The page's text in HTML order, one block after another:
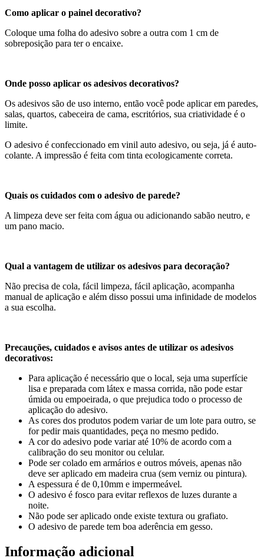
Como aplicar o painel decorativo?
Coloque uma folha do adesivo sobre a outra com 1 cm de
sobreposição para ter o encaixe.
Onde posso aplicar os adesivos decorativos?
Os adesivos são de uso interno, então você pode aplicar em paredes,
salas, quartos, cabeceira de cama, escritórios, sua criatividade é o
limite.
O adesivo é confeccionado em vinil auto adesivo, ou seja, já é auto-
colante. A impressão é feita com tinta ecologicamente correta.
Quais os cuidados com o adesivo de parede?
A limpeza deve ser feita com água ou adicionando sabão neutro, e
um pano macio.
Qual a vantagem de utilizar os adesivos para decoração?
Não precisa de cola, fácil limpeza, fácil aplicação, acompanha
manual de aplicação e além disso possui uma infinidade de modelos
a sua escolha.
Precauções, cuidados e avisos antes de utilizar os adesivos
decorativos:
Para aplicação é necessário que o local, seja uma superfície
lisa e preparada com látex e massa corrida, não pode estar
úmida ou empoeirada, o que prejudica todo o processo de
aplicação do adesivo.
As cores dos produtos podem variar de um lote para outro, se
for pedir mais quantidades, peça no mesmo pedido.
A cor do adesivo pode variar até 10% de acordo com a
calibração do seu monitor ou celular.
Pode ser colado em armários e outros móveis, apenas não
deve ser aplicado em madeira crua (sem verniz ou pintura).
A espessura é de 0,10mm e impermeável.
O adesivo é fosco para evitar reflexos de luzes durante a
noite.
Não pode ser aplicado onde existe textura ou grafiato.
O adesivo de parede tem boa aderência em gesso.
Informação adicional